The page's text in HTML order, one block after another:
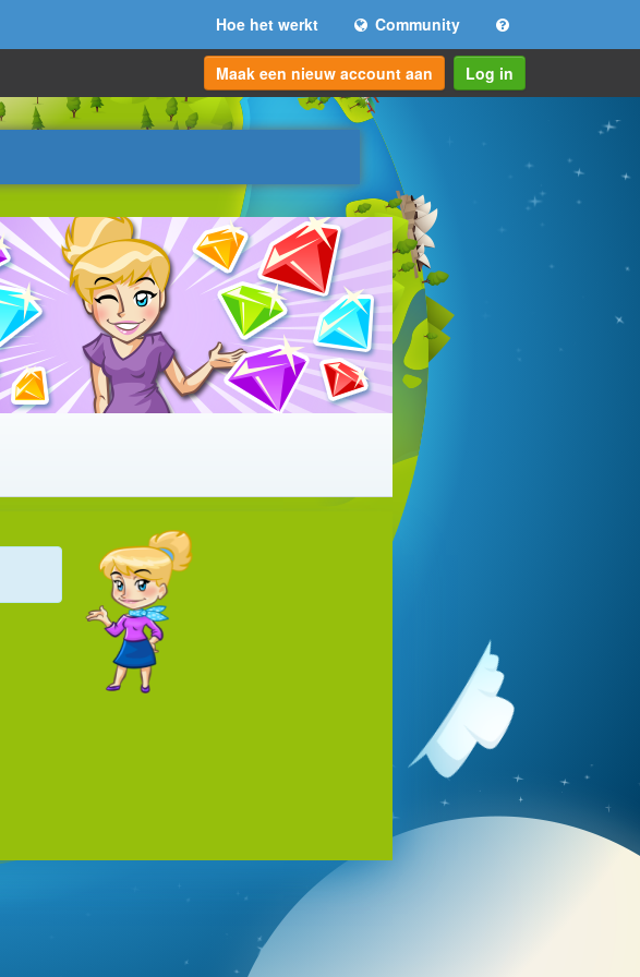
Hoe het werkt Community
Maak een nieuw account aan Log in